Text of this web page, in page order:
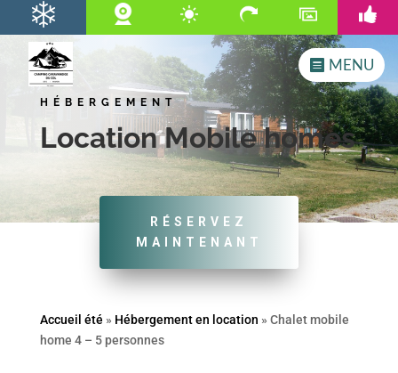
MENU
HÉBERGEMENT
Location Mobile homes
RÉSERVEZ
MAINTENANT
Accueil été » Hébergement en location » Chalet mobile
home 4 – 5 personnes